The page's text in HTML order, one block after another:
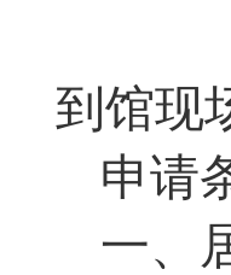
到馆现
申请
一、